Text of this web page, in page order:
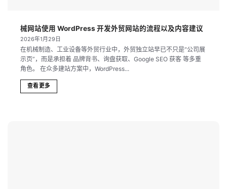
械网站使用 WordPress 开发外贸网站的流程以及内容建议
2026年1月29日
在机械制造、工业设备等外贸行业中，外贸独立站早已不只是“公司展
示页”，而是承担着 品牌背书、询盘获取、Google SEO 获客 等多重
角色。 在众多建站方案中，WordPress...
查看更多